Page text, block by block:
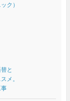
ク）
と
メ。